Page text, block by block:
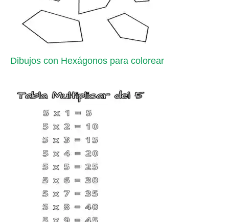
Dibujos con Hexágonos para colorear